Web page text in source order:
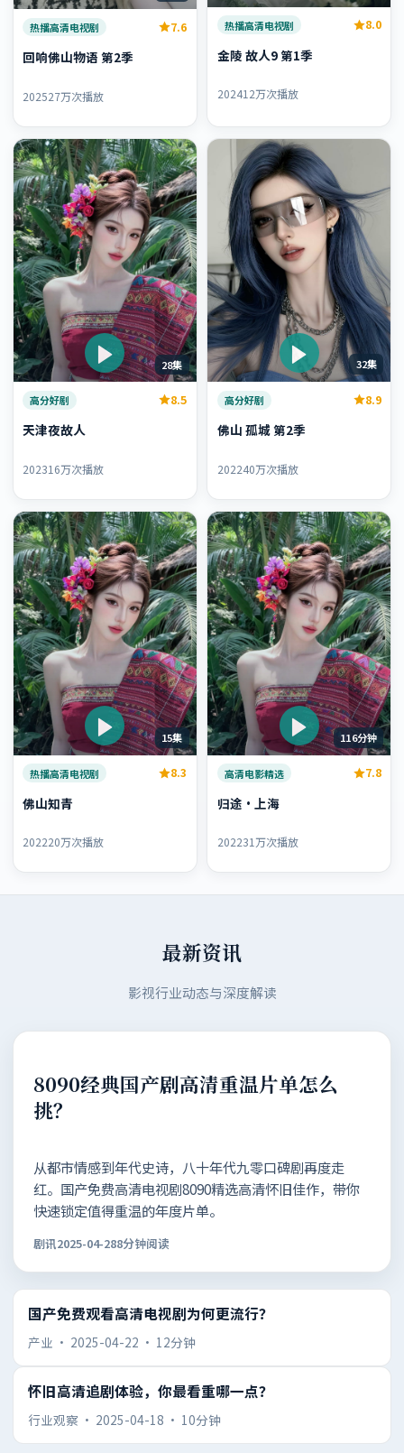
热播高清电视剧 7.6
回响佛山物语 第2季
202527万次播放
热播高清电视剧 8.0
金陵 故人9 第1季
202412万次播放
28集
高分好剧 8.5
天津夜故人
202316万次播放
32集
高分好剧 8.9
佛山 孤城 第2季
202240万次播放
15集
热播高清电视剧 8.3
佛山知青
202220万次播放
116分钟
高清电影精选 7.8
归途·上海
202231万次播放
最新资讯
影视行业动态与深度解读
8090经典国产剧高清重温片单怎么
挑？
从都市情感到年代史诗，八十年代九零口碑剧再度走
红。国产免费高清电视剧8090精选高清怀旧佳作，带你
快速锁定值得重温的年度片单。
剧讯2025-04-288分钟阅读
国产免费观看高清电视剧为何更流行？
产业 · 2025-04-22 · 12分钟
怀旧高清追剧体验，你最看重哪一点？
行业观察 · 2025-04-18 · 10分钟